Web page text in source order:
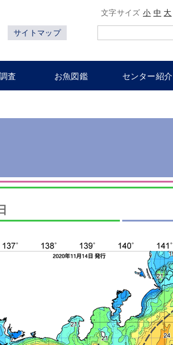
文字サイズ小 中 大
サイトマップ
査 お魚図鑑 センター紹介